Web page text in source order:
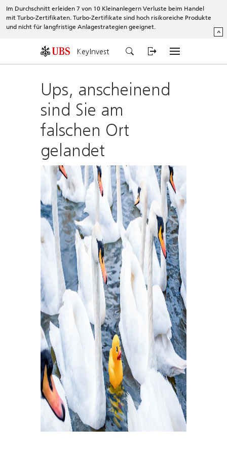
Im Durchschnitt erleiden 7 von 10 Kleinanlegern Verluste beim Handel
mit Turbo-Zertifikaten. Turbo-Zertifikate sind hoch risikoreiche Produkte
und nicht für langfristige Anlagestrategien geeignet.
^
KeyInvest
Ups, anscheinend
sind Sie am
falschen Ort
gelandet